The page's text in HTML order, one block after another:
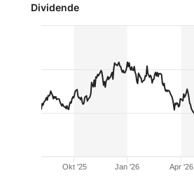
Dividende
Okt '25 Jan '26 Apr '26